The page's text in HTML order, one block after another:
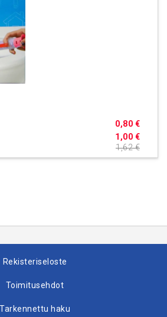
1,00 €
0,80 €
1,62 €
Rekisteriseloste
Toimitusehdot
Tarkennettu haku